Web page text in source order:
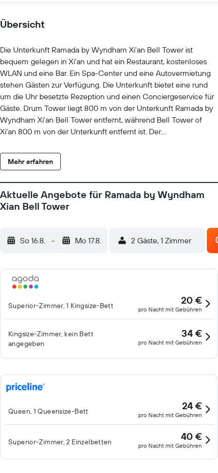
Übersicht
Die Unterkunft Ramada by Wyndham Xi'an Bell Tower ist
bequem gelegen in Xi'an und hat ein Restaurant, kostenloses
WLAN und eine Bar. Ein Spa-Center und eine Autovermietung
stehen Gästen zur Verfügung. Die Unterkunft bietet eine rund
um die Uhr besetzte Rezeption und einen Conciergeservice für
Gäste. Drum Tower liegt 800 m von der Unterkunft Ramada by
Wyndham Xi'an Bell Tower entfernt, während Bell Tower of
Xi'an 800 m von der Unterkunft entfernt ist. Der
km von der Unterkunft Ramada by Wyndham Xi'an Bell Tower
entfernt, und die Unterkunft bietet einen kostenpflichtigen
Mehr erfahren
Aktuelle Angebote für Ramada by Wyndham
Xian Bell Tower
So 16.8. - Mo 17.8. 2 Gäste, 1 Zimmer
Superior-Zimmer, 1 Kingsize-Bett 20 €
pro Nacht mit Gebühren
Kingsize-Zimmer, kein Bett
angegeben
34 €
pro Nacht mit Gebühren
Queen, 1 Queensize-Bett 24 €
pro Nacht mit Gebühren
Superior-Zimmer, 2 Einzelbetten 40 €
pro Nacht mit Gebühren